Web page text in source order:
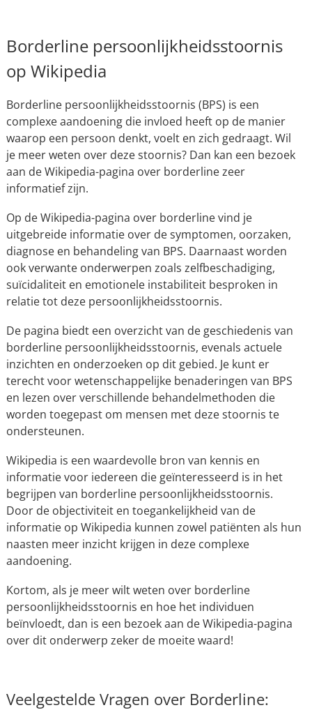
Borderline persoonlijkheidsstoornis
op Wikipedia
Borderline persoonlijkheidsstoornis (BPS) is een
complexe aandoening die invloed heeft op de manier
waarop een persoon denkt, voelt en zich gedraagt. Wil
je meer weten over deze stoornis? Dan kan een bezoek
aan de Wikipedia-pagina over borderline zeer
informatief zijn.
Op de Wikipedia-pagina over borderline vind je
uitgebreide informatie over de symptomen, oorzaken,
diagnose en behandeling van BPS. Daarnaast worden
ook verwante onderwerpen zoals zelfbeschadiging,
suïcidaliteit en emotionele instabiliteit besproken in
relatie tot deze persoonlijkheidsstoornis.
De pagina biedt een overzicht van de geschiedenis van
borderline persoonlijkheidsstoornis, evenals actuele
inzichten en onderzoeken op dit gebied. Je kunt er
terecht voor wetenschappelijke benaderingen van BPS
en lezen over verschillende behandelmethoden die
worden toegepast om mensen met deze stoornis te
ondersteunen.
Wikipedia is een waardevolle bron van kennis en
informatie voor iedereen die geïnteresseerd is in het
begrijpen van borderline persoonlijkheidsstoornis.
Door de objectiviteit en toegankelijkheid van de
informatie op Wikipedia kunnen zowel patiënten als hun
naasten meer inzicht krijgen in deze complexe
aandoening.
Kortom, als je meer wilt weten over borderline
persoonlijkheidsstoornis en hoe het individuen
beïnvloedt, dan is een bezoek aan de Wikipedia-pagina
over dit onderwerp zeker de moeite waard!
Veelgestelde Vragen over Borderline: